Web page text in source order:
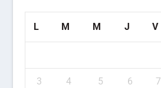
L M M J V
3 4 5 6 7